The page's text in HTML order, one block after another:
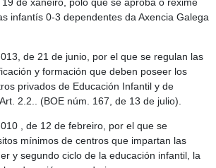
de xaneiro, polo que se aproba o réxime
infantís 0-3 dependentes da Axencia Galega
de 21 de junio, por el que se regulan las
y formación que deben poseer los
privados de Educación Infantil y de
2.2.. (BOE núm. 167, de 13 de julio).
, de 12 de febreiro, por el que se
mínimos de centros que impartan las
y segundo ciclo de la educación infantil, la